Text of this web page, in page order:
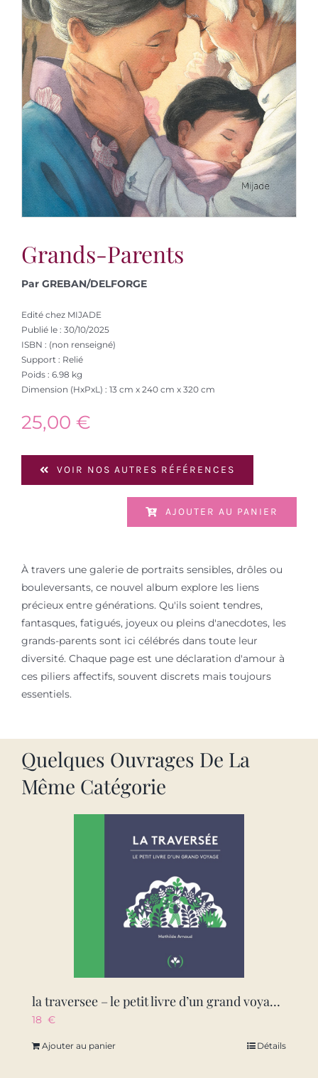
Grands-Parents
Par GREBAN/DELFORGE
Edité chez MIJADE
Publié le : 30/10/2025
ISBN : (non renseigné)
Support : Relié
Poids : 6.98 kg
Dimension (HxPxL) : 13 cm x 240 cm x 320 cm
25,00 €
VOIR NOS AUTRES RÉFÉRENCES
AJOUTER AU PANIER
À travers une galerie de portraits sensibles, drôles ou
bouleversants, ce nouvel album explore les liens
précieux entre générations. Qu'ils soient tendres,
fantasques, fatigués, joyeux ou pleins d'anecdotes, les
grands-parents sont ici célébrés dans toute leur
diversité. Chaque page est une déclaration d'amour à
ces piliers affectifs, souvent discrets mais toujours
essentiels.
Quelques Ouvrages De La
Même Catégorie
la traversee – le petit livre d’un grand voyage-livre pop-up
18 €
Ajouter au panier Détails